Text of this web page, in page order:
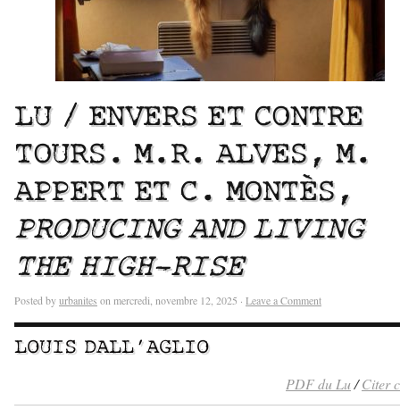
LU / ENVERS ET CONTRE
TOURS. M.R. ALVES, M.
APPERT ET C. MONTÈS,
PRODUCING AND LIVING
THE HIGH-RISE
Posted byurbanites on mercredi, novembre 12, 2025 · Leave a Comment
LOUIS DALL’AGLIO
PDF du Lu/Citer